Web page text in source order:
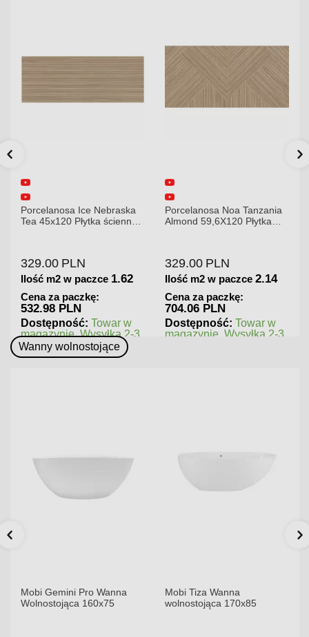
Porcelanosa Ice Nebraska
Tea 45x120 Płytka ścienna
329.00 PLN
Ilość m2 w paczce 1.62
Cena za paczkę:
532.98 PLN
Dostępność: Towar w
magazynie. Wysyłka 2-3
dni.
Porcelanosa Noa Tanzania
Almond 59,6X120 Płytka
329.00 PLN
Ilość m2 w paczce 2.14
Cena za paczkę:
704.06 PLN
Dostępność: Towar w
magazynie. Wysyłka 2-3
Wanny wolnostojące
Mobi Gemini Pro Wanna
Wolnostojąca 160x75
Mobi Tiza Wanna
wolnostojąca 170x85